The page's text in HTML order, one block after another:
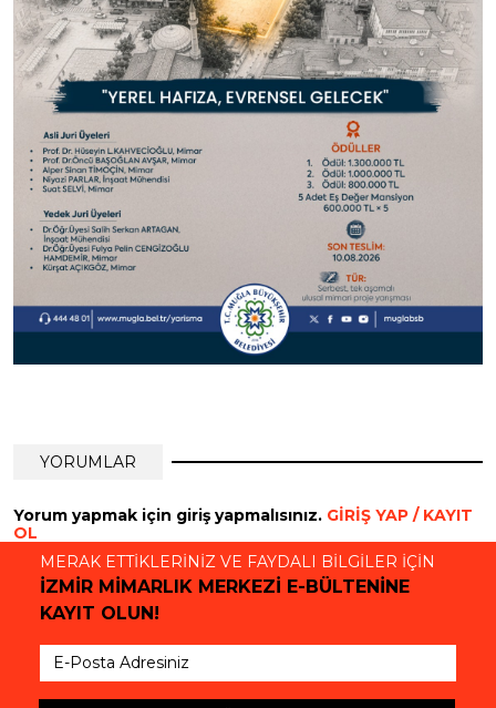
YORUMLAR
Yorum yapmak için giriş yapmalısınız. GİRİŞ YAP / KAYIT
OL
MERAK ETTİKLERİNİZ VE FAYDALI BİLGİLER İÇİN
İZMİR MİMARLIK MERKEZİ E-BÜLTENİNE
KAYIT OLUN!